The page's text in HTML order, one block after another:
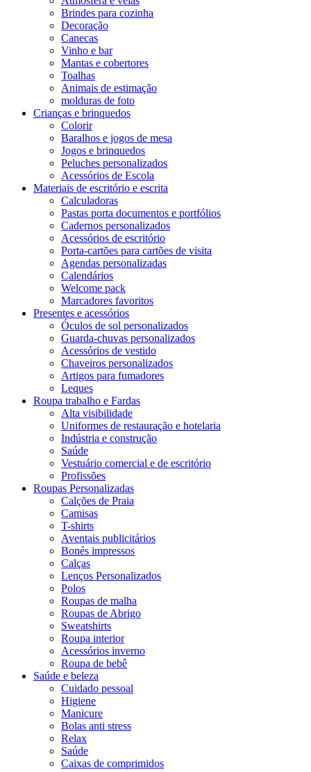
Brindes para cozinha
Decoração
Canecas
Vinho e bar
Mantas e cobertores
Toalhas
Animais de estimação
molduras de foto
Crianças e brinquedos
Colorir
Baralhos e jogos de mesa
Jogos e brinquedos
Peluches personalizados
Acessórios de Escola
Materiais de escritório e escrita
Calculadoras
Pastas porta documentos e portfólios
Cadernos personalizados
Acessórios de escritório
Porta-cartões para cartões de visita
Agendas personalizadas
Calendários
Welcome pack
Marcadores favoritos
Presentes e acessórios
Óculos de sol personalizados
Guarda-chuvas personalizados
Acessórios de vestido
Chaveiros personalizados
Artigos para fumadores
Leques
Roupa trabalho e Fardas
Alta visibilidade
Uniformes de restauração e hotelaria
Indústria e construção
Saúde
Vestuário comercial e de escritório
Profissões
Roupas Personalizadas
Calções de Praia
Camisas
T-shirts
Aventais publicitários
Bonés impressos
Calças
Lenços Personalizados
Polos
Roupas de malha
Roupas de Abrigo
Sweatshirts
Roupa interior
Acessórios inverno
Roupa de bebê
Saúde e beleza
Cuidado pessoal
Higiene
Manicure
Bolas anti stress
Relax
Saúde
Caixas de comprimidos